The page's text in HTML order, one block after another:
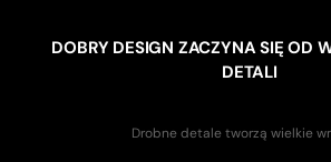
DOBRY DESIGN ZACZYNA SIĘ OD
DETALI
Drobne detale tworzą wielkie